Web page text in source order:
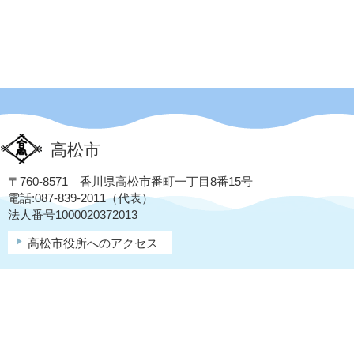
高松市
〒760-8571 香川県高松市番町一丁目8番15号
電話:087-839-2011（代表）
法人番号1000020372013
高松市役所へのアクセス